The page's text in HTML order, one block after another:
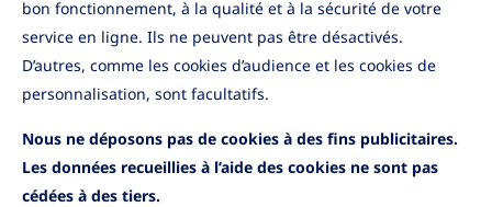
Informations pratiques
Application mobile
Informations sécurité
Contactez-nous
bon fonctionnement, à la qualité et à la sécurité de votre
service en ligne. Ils ne peuvent pas être désactivés.
D’autres, comme les cookies d’audience et les cookies de
personnalisation, sont facultatifs.
Nous ne déposons pas de cookies à des fins publicitaires.
Les données recueillies à l’aide des cookies ne sont pas
cédées à des tiers.